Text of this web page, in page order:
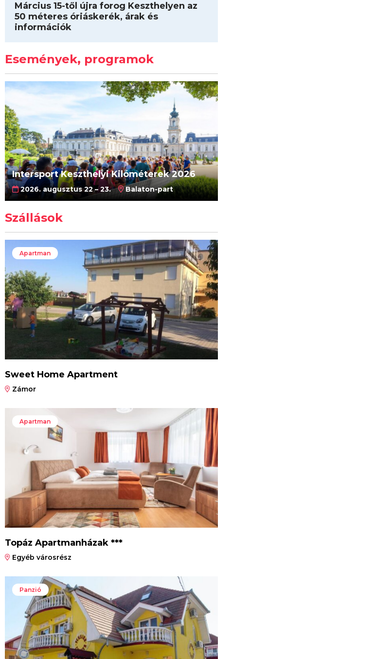
Március 15-től újra forog Keszthelyen az
50 méteres óriáskerék, árak és
információk
Események, programok
Intersport Keszthelyi Kilóméterek 2026
2026. augusztus 22 – 23. Balaton-part
Szállások
Apartman
Sweet Home Apartment
Zámor
Apartman
Topáz Apartmanházak ***
Egyéb városrész
Panzió